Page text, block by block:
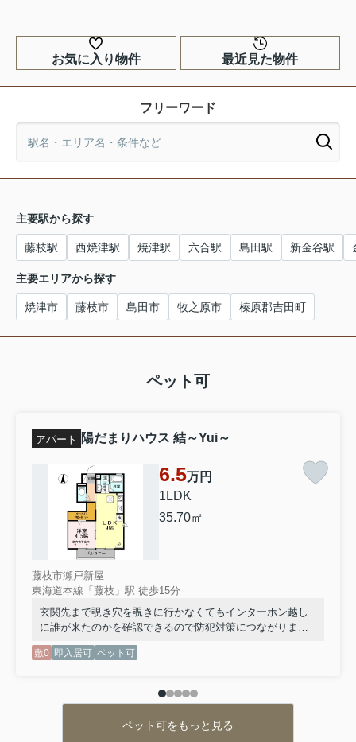
お気に入り物件 最近見た物件
フリーワード
主要駅から探す
藤枝駅 西焼津駅 焼津駅 六合駅 島田駅 新金谷駅
主要エリアから探す
焼津市 藤枝市 島田市 牧之原市 榛原郡吉田町
ペット可
アパート 陽だまりハウス 結～Yui～
6.5万円
1LDK
35.70㎡
藤枝市瀬戸新屋
東海道本線「藤枝」駅 徒歩15分
玄関先まで覗き穴を覗きに行かなくてもインターホン越し
に誰が来たのかを確認できるので防犯対策につながりま
ど豊富なので、広々と空間を利用することも可能です。徒
まい選びを行っていきませんか。住まい環境はより良いも
のにしていきましょう。まずはこちらからご覧ください。
敷0 即入居可 ペット可
ペット可をもっと見る